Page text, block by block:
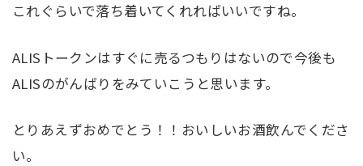
これぐらいで落ち着いてくれればいいですね。
ALISトークンはすぐに売るつもりはないので今後も
ALISのがんばりをみていこうと思います。
とりあえずおめでとう！！おいしいお酒飲んでくださ
い。